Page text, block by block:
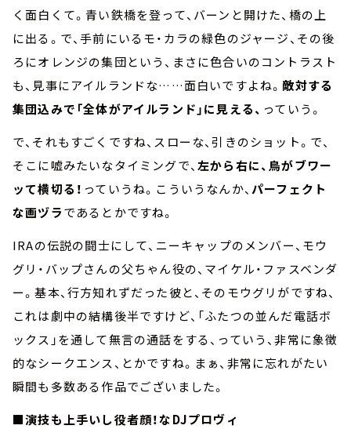
く面白くて。青い鉄橋を登って、バーンと開けた、橋の上
に出る。で、手前にいるモ・カラの緑色のジャージ、その後
ろにオレンジの集団という、まさに色合いのコントラスト
も、見事にアイルランドな……面白いですよね。 敵対する
集団込みで「全体がアイルランド」に見える、 っていう。
で、それもすごくですね、スローな、引きのショット。で、
そこに嘘みたいなタイミングで、左から右に、鳥がブワー
ッて横切る！ っていうね。こういうなんか、パーフェクト
な画ヅラであるとかですね。
IRAの伝説の闘士にして、ニーキャップのメンバー、モウ
グリ・バップさんの父ちゃん役の、マイケル・ファスベンダ
ー。基本、行方知れずだった彼と、そのモウグリがですね、
これは劇中の結構後半ですけど、「ふたつの並んだ電話ボ
ックス」を通して無言の通話をする、っていう、非常に象徴
的なシークエンス、とかですね。まぁ、非常に忘れがたい
瞬間も多数ある作品でございました。
■演技も上手いし役者顔！なDJプロヴィ